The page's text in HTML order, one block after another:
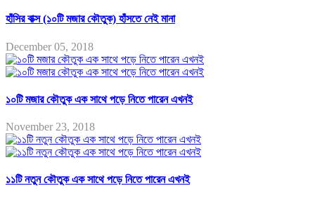
হাঁসির বাক্স (১০টি মজার কৌতুক) হাঁসতে নেই মানা
December 05, 2018
১০টি মজার কৌতুক এক সাথে পড়ে নিতে পারেন এখনই
November 23, 2018
১১টি নতুন কৌতুক এক সাথে পড়ে নিতে পারেন এখনই